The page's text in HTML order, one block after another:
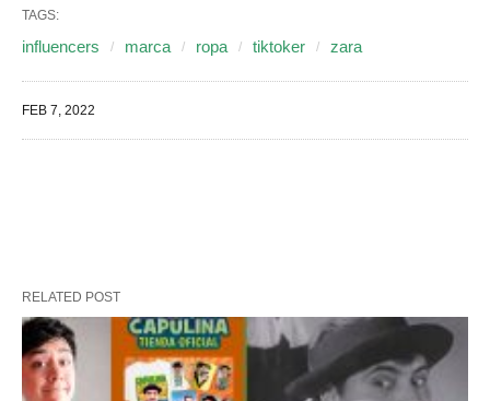
TAGS:
influencers marca ropa tiktoker zara
FEB 7, 2022
RELATED POST